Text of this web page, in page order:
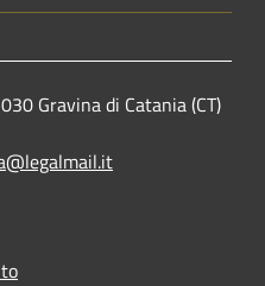
Gravina di Catania (CT)